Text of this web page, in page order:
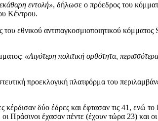
εντολή», δήλωσε ο πρόεδρος του
Κέντρου.
«Λιγότερη πολιτική ορθότητα,
προεκλογική πλατφόρμα του
κέρδισαν δύο έδρες και έφτασαν τις 41, ενώ
Πράσινοι έχασαν πέντε (έχουν τώρα 23) και